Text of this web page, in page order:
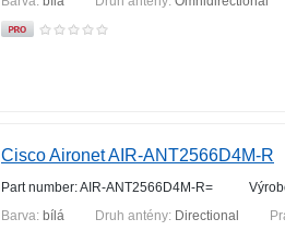
Cisco Aironet AIR-ANT2566D4M-R
Part number: AIR-ANT2566D4M-R=
Barva: bílá Druh antény: Directional